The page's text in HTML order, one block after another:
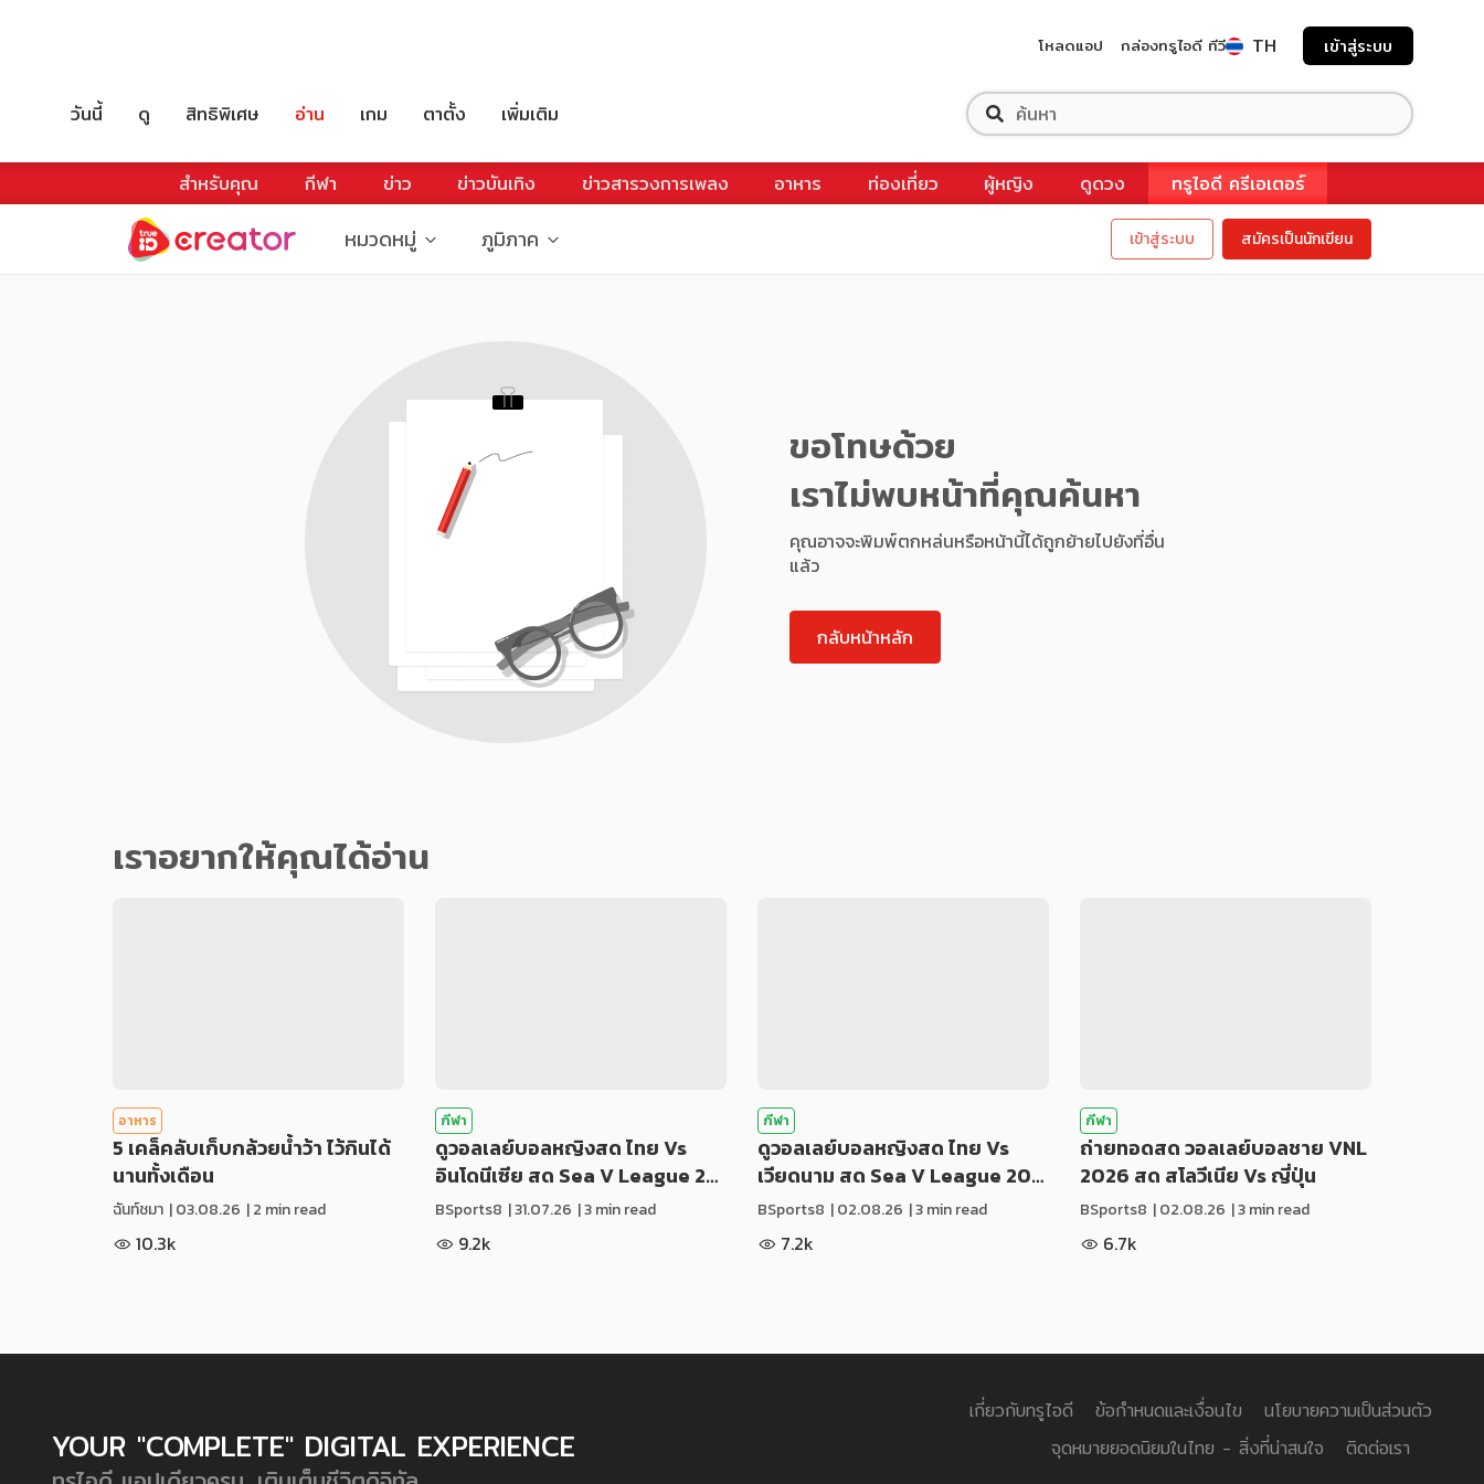
โหลดแอป กล่องทรูไอดี ทีวี TH เข้าสู่ระบบ
วันนี้ ดู สิทธิพิเศษ อ่าน เกม ตาตั้ง เพิ่มเติม
สำหรับคุณ กีฬา ข่าว ข่าวบันเทิง ข่าวสารวงการเพลง อาหาร ท่องเที่ยว ผู้หญิง ดูดวง ทรูไอดี ครีเอเตอร์
หมวดหมู่ ภูมิภาค เข้าสู่ระบบ สมัครเป็นนักเขียน
ขอโทษด้วย
เราไม่พบหน้าที่คุณค้นหา
คุณอาจจะพิมพ์ตกหล่นหรือหน้านี้ได้ถูกย้ายไปยังที่อื่น
แล้ว
กลับหน้าหลัก
เราอยากให้คุณได้อ่าน
อาหาร
5 เคล็คลับเก็บกล้วยน้ำว้า ไว้กินได้
นานทั้งเดือน
ฉันท์ชมา |03.08.26 | 2 min read
10.3k
กีฬา
ดูวอลเลย์บอลหญิงสด ไทย Vs
อินโดนีเซีย สด Sea V League 2…
BSports8 |31.07.26 | 3 min read
9.2k
กีฬา
ดูวอลเลย์บอลหญิงสด ไทย Vs
เวียดนาม สด Sea V League 20…
BSports8 |02.08.26 | 3 min read
7.2k
กีฬา
ถ่ายทอดสด วอลเลย์บอลชาย VNL
2026 สด สโลวีเนีย Vs ญี่ปุ่น
BSports8 |02.08.26 | 3 min read
6.7k
YOUR "COMPLETE" DIGITAL EXPERIENCE
เกี่ยวกับทรูไอดี ข้อกำหนดและเงื่อนไข
นโยบายความเป็นส่วนตัว
จุดหมายยอดนิยมในไทย - สิ่งที่น่าสนใจ
ติดต่อเรา